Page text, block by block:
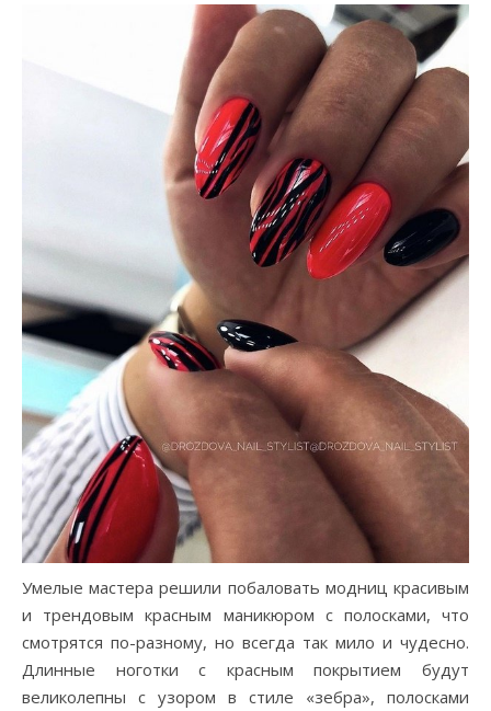
Умелые мастера решили побаловать модниц красивым
и трендовым красным маникюром с полосками, что
смотрятся по-разному, но всегда так мило и чудесно.
Длинные ноготки с красным покрытием будут
великолепны с узором в стиле «зебра», полосками